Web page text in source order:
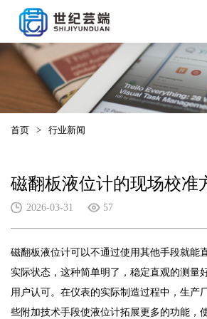
首页 > 行业新闻
磁翻板液位计的现场校准
2026-03-31 57
磁翻板液位计可以不通过使用其他手段就能
实际状态，这种简单明了，稳定直观的测量
用户认可。在仪表的实际制造过程中，生产
些附加技术手段使液位计拓展更多的功能，